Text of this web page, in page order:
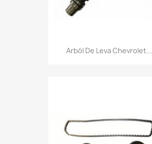
Arból De Leva Chevrolet...